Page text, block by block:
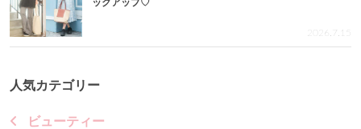
ックアップ♡
2026.7.15
人気カテゴリー
ビューティー